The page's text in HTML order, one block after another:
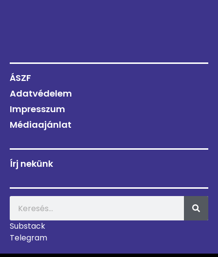
ÁSZF
Adatvédelem
Impresszum
Médiaajánlat
Írj nekünk
Substack
Telegram